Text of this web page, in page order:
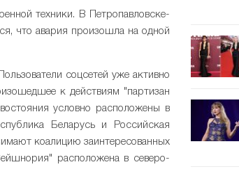
техники. В Петропавловске-
что авария произошла на одной
соцсетей уже активно
к действиям "партизан
условно расположены в
Беларусь и Российская
коалицию заинтересованных
расположена в северо-